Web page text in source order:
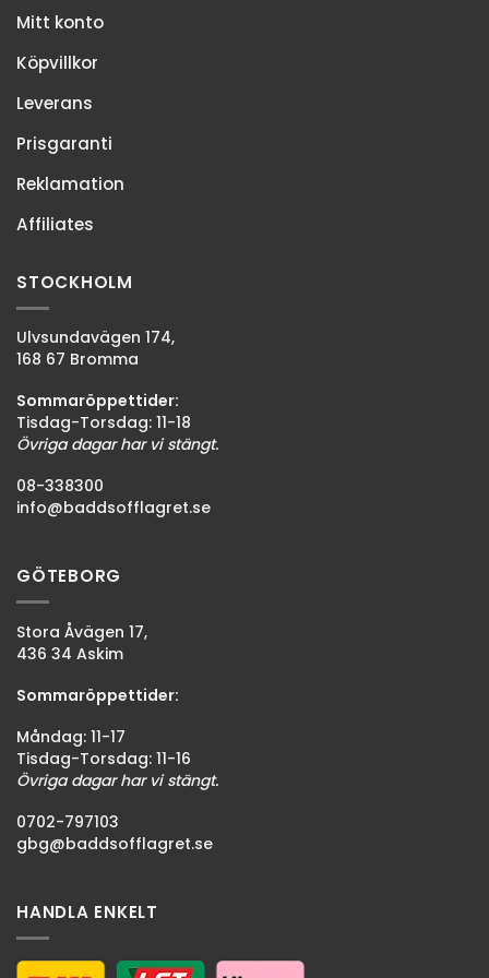
Mitt konto
Köpvillkor
Leverans
Prisgaranti
Reklamation
Affiliates
STOCKHOLM
Ulvsundavägen 174,
168 67 Bromma
Sommaröppettider:
Tisdag-Torsdag: 11-18
Övriga dagar har vi stängt.
08-338300
info@baddsofflagret.se
GÖTEBORG
Stora Åvägen 17,
436 34 Askim
Sommaröppettider:
Måndag: 11-17
Tisdag-Torsdag: 11-16
Övriga dagar har vi stängt.
0702-797103
gbg@baddsofflagret.se
HANDLA ENKELT